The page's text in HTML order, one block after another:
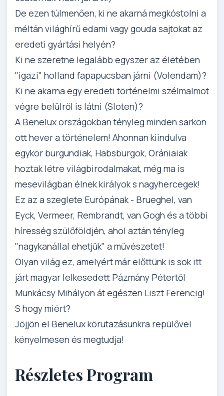
De ezen túlmenően, ki ne akarná megkóstolni a
méltán világhírű edami vagy gouda sajtokat az
eredeti gyártási helyén?
Ki ne szeretne legalább egyszer az életében
"igazi" holland fapapucsban járni (Volendam)?
Ki ne akarna egy eredeti történelmi szélmalmot
végre belülről is látni (Sloten)?
A Benelux országokban tényleg minden sarkon
ott hever a történelem! Ahonnan kiindulva
egykor burgundiak, Habsburgok, Orániaiak
hoztak létre világbirodalmakat, még ma is
mesevilágban élnek királyok s nagyhercegek!
Ez az a szeglete Európának - Brueghel, van
Eyck, Vermeer, Rembrandt, van Gogh és a többi
híresség szülőföldjén, ahol aztán tényleg
"nagykanállal ehetjük" a művészetet!
Olyan világ ez, amelyért már előttünk is sok itt
járt magyar lelkesedett Pázmány Pétertől
Munkácsy Mihályon át egészen Liszt Ferencig!
S hogy miért?
Jöjjön el Benelux körutazásunkra repülővel
kényelmesen és megtudja!
Részletes Program